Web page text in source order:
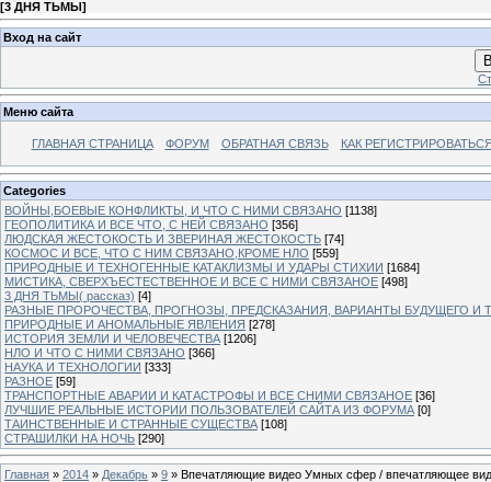
[3 ДНЯ ТЬМЫ]
Вход на сайт
Меню сайта
ГЛАВНАЯ СТРАНИЦА ФОРУМ ОБРАТНАЯ СВЯЗЬ КАК
Categories
ВОЙНЫ,БОЕВЫЕ КОНФЛИКТЫ, И ЧТО С НИМИ СВЯЗАНО [1138]
ГЕОПОЛИТИКА И ВСЕ ЧТО, С НЕЙ СВЯЗАНО [356]
ЛЮДСКАЯ ЖЕСТОКОСТЬ И ЗВЕРИНАЯ ЖЕСТОКОСТЬ [74]
КОСМОС И ВСЕ, ЧТО С НИМ СВЯЗАНО,КРОМЕ НЛО [559]
ПРИРОДНЫЕ И ТЕХНОГЕННЫЕ КАТАКЛИЗМЫ И УДАРЫ СТИХИИ [1684]
МИСТИКА, СВЕРХЪЕСТЕСТВЕННОЕ И ВСЕ С НИМИ СВЯЗАНОЕ [498]
3 ДНЯ ТЬМЫ( рассказ) [4]
РАЗНЫЕ ПРОРОЧЕСТВА, ПРОГНОЗЫ, ПРЕДСКАЗАНИЯ, ВАРИАНТЫ БУДУЩЕГО И
ПРИРОДНЫЕ И АНОМАЛЬНЫЕ ЯВЛЕНИЯ [278]
ИСТОРИЯ ЗЕМЛИ И ЧЕЛОВЕЧЕСТВА [1206]
НЛО И ЧТО С НИМИ СВЯЗАНО [366]
НАУКА И ТЕХНОЛОГИИ [333]
РАЗНОЕ [59]
ТРАНСПОРТНЫЕ АВАРИИ И КАТАСТРОФЫ И ВСЕ СНИМИ СВЯЗАНОЕ [36]
ЛУЧШИЕ РЕАЛЬНЫЕ ИСТОРИИ ПОЛЬЗОВАТЕЛЕЙ САЙТА ИЗ ФОРУМА [0]
ТАИНСТВЕННЫЕ И СТРАННЫЕ СУЩЕСТВА [108]
СТРАШИЛКИ НА НОЧЬ [290]
Главная » 2014 » Декабрь » 9 » Впечатляющие видео Умных сфер / впечатляющее